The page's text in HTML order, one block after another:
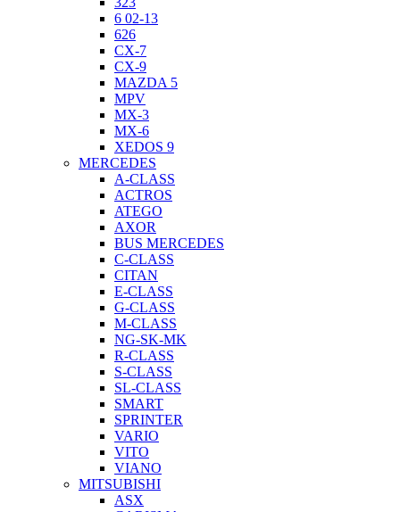
6 02-13
626
CX-7
CX-9
MAZDA 5
MPV
MX-3
MX-6
XEDOS 9
MERCEDES
A-CLASS
ACTROS
ATEGO
AXOR
BUS MERCEDES
C-CLASS
CITAN
E-CLASS
G-CLASS
M-CLASS
NG-SK-MK
R-CLASS
S-CLASS
SL-CLASS
SMART
SPRINTER
VARIO
VITO
VIANO
MITSUBISHI
ASX